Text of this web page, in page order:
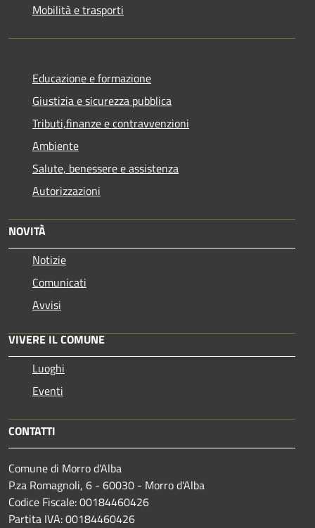
Mobilità e trasporti
Educazione e formazione
Giustizia e sicurezza pubblica
Tributi,finanze e contravvenzioni
Ambiente
Salute, benessere e assistenza
Autorizzazioni
NOVITÀ
Notizie
Comunicati
Avvisi
VIVERE IL COMUNE
Luoghi
Eventi
CONTATTI
Comune di Morro d'Alba
P.za Romagnoli, 6 - 60030 - Morro d'Alba
Codice Fiscale: 00184460426
Partita IVA: 00184460426